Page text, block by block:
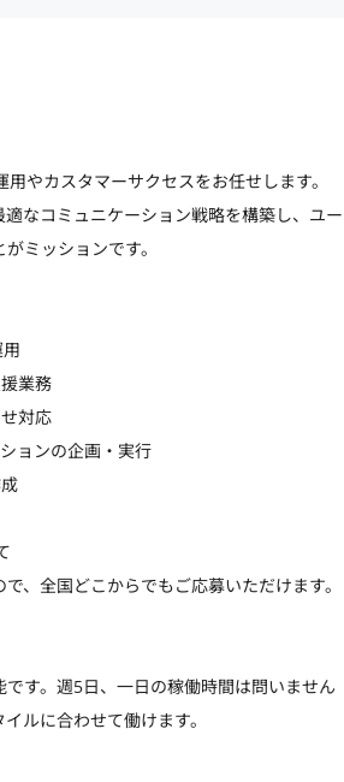
やカスタマーサクセスをお任せします。
なコミュニケーション戦略を構築し、ユー
ミッションです。
業務
対応
ョンの企画・実行
、全国どこからでもご応募いただけます。
す。週5日、一日の稼働時間は問いません
ルに合わせて働けます。